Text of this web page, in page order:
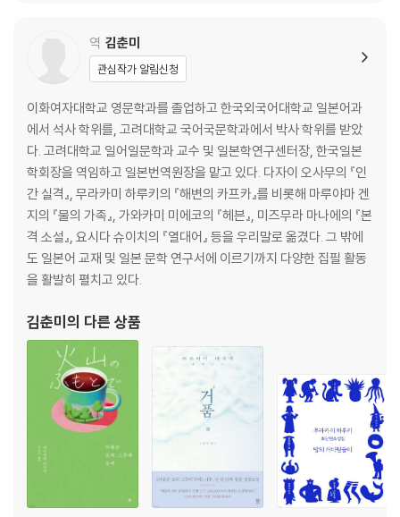
역 김춘미
관심작가 알림신청
이화여자대학교 영문학과를 졸업하고 한국외국어대학교 일본어과
에서 석사 학위를, 고려대학교 국어국문학과에서 박사 학위를 받았
다. 고려대학교 일어일문학과 교수 및 일본학연구센터장, 한국일본
학회장을 역임하고 일본번역원장을 맡고 있다. 다자이 오사무의 『인
간 실격』, 무라카미 하루키의 『해변의 카프카』를 비롯해 마루야마 겐
지의 『물의 가족』, 가와카미 미에코의 『헤븐』, 미즈무라 마나에의 『본
격 소설』, 요시다 슈이치의 『열대어』 등을 우리말로 옮겼다. 그 밖에
도 일본어 교재 및 일본 문학 연구서에 이르기까지 다양한 집필 활동
을 활발히 펼치고 있다.
김춘미 의 다른 상품